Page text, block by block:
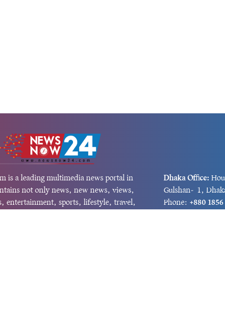
is a leading multimedia news portal in
not only news, new news, views,
entertainment, sports, lifestyle, travel,
Dhaka Office:
Gulshan-1,
Phone: +880